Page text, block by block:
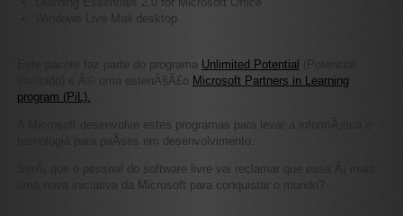
Windows Live Mail desktop
Este pacote faz parte do programa Unlimited Potential (Potencial
Ilimitado) e Ã© uma estenÃ§Ã£o Microsoft Partners in Learning
program (PiL).
A Microsoft desenvolve estes programas para levar a informÃ¡tica e
tecnologia para paÃ­ses em desenvolvimento.
SerÃ¡ que o pessoal do software livre vai reclamar que essa Ã¡ mais
uma nova iniciativa da Microsoft para conquistar o mundo?